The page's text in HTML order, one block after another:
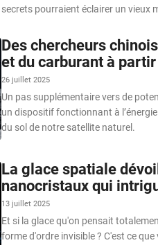
secrets pourraient éclairer un vieux
Des chercheurs
et du carburant à
26 juillet 2025
Un pas supplémentaire vers de
un dispositif fonctionnant à
du sol de notre satellite naturel.
La glace spatiale
nanocristaux qui
13 juillet 2025
Et si la glace qu'on pensait
forme d'ordre invisible ? C'est ce